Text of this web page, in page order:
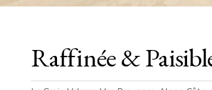
Raffinée &